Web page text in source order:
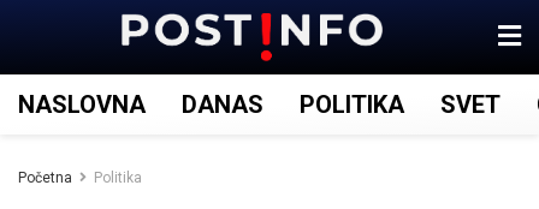
NASLOVNA DANAS POLITIKA SVET
Početna Politika